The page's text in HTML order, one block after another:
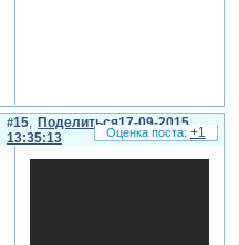
Поделиться
15
17-09-2015
13:35:13
+1